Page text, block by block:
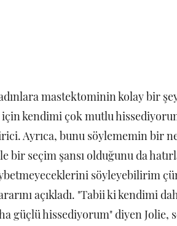
mastektominin kolay bir şey
için kendimi çok mutlu
Ayrıca, bunu söylememin bir
bir seçim şansı olduğunu da
söyleyebilirim
açıkladı. "Tabii ki kendimi
güçlü hissediyorum" diyen Jolie,